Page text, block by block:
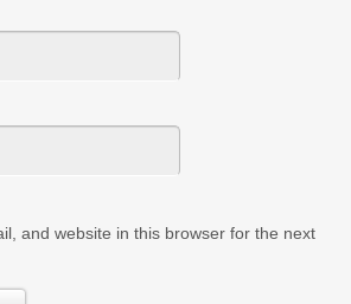
and website in this browser for the next